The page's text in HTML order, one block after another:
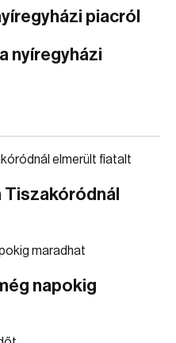
piacról
nyíregyházi
Tiszakóródnál
napokig